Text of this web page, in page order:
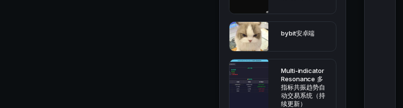
bybit安卓端
Multi-indicator
Resonance 多
指标共振趋势自
动交易系统（持
续更新）